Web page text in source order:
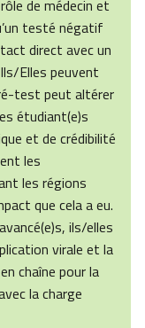
de médecin et
testé négatif
direct avec un
Elles peuvent
test peut altérer
étudiant(e)s
et de crédibilité
les
les régions
que cela a eu.
ils/elles
virale et la
chaîne pour la
la charge